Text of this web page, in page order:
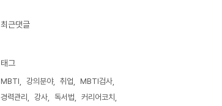
최근댓글
태그
MBTI 강의분야 취업
MBTI검사
경력관리
강사 독서법
커리어코치